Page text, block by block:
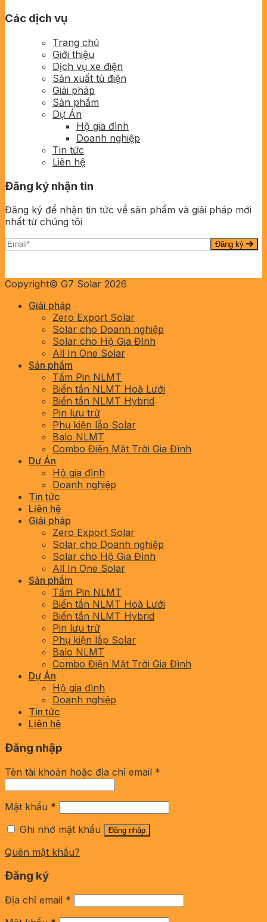
Các dịch vụ
Trang chủ
Giới thiệu
Dịch vụ xe điện
Sản xuất tủ điện
Giải pháp
Sản phẩm
Dự Án
Hộ gia đình
Doanh nghiệp
Tin tức
Liên hệ
Đăng ký nhận tin
Đăng ký để nhận tin tức về sản phẩm và giải pháp mới
nhất từ chúng tôi
Đăng ký
Copyright© G7 Solar 2026
Giải pháp
Zero Export Solar
Solar cho Doanh nghiệp
Solar cho Hộ Gia Đình
All In One Solar
Sản phẩm
Tấm Pin NLMT
Biến tần NLMT Hoà Lưới
Biến tần NLMT Hybrid
Pin lưu trữ
Phụ kiện lắp Solar
Balo NLMT
Combo Điện Mặt Trời Gia Đình
Dự Án
Hộ gia đình
Doanh nghiệp
Tin tức
Liên hệ
Giải pháp
Zero Export Solar
Solar cho Doanh nghiệp
Solar cho Hộ Gia Đình
All In One Solar
Sản phẩm
Tấm Pin NLMT
Biến tần NLMT Hoà Lưới
Biến tần NLMT Hybrid
Pin lưu trữ
Phụ kiện lắp Solar
Balo NLMT
Combo Điện Mặt Trời Gia Đình
Dự Án
Hộ gia đình
Doanh nghiệp
Tin tức
Liên hệ
Đăng nhập
Tên tài khoản hoặc địa chỉ email *
Mật khẩu *
Ghi nhớ mật khẩu
Đăng nhập
Quên mật khẩu?
Đăng ký
Địa chỉ email *